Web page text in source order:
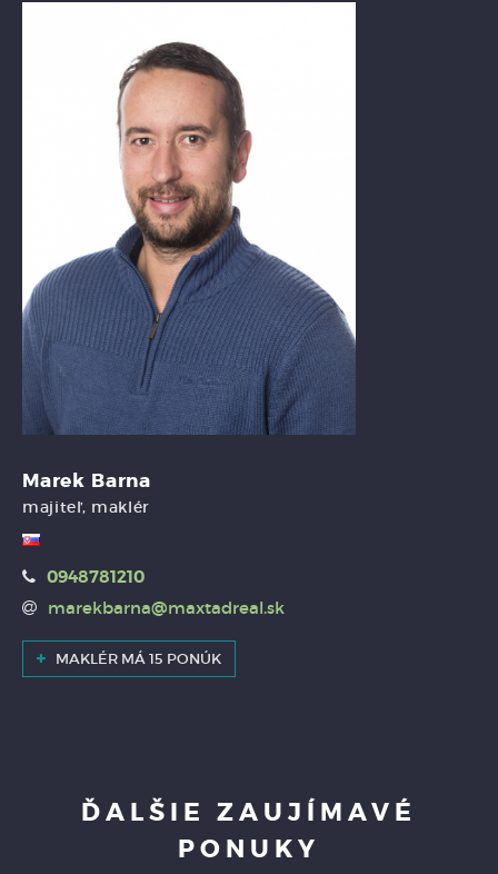
Marek Barna
majiteľ, maklér
0948781210
marekbarna@maxtadreal.sk
MAKLÉR MÁ 15 PONÚK
ĎALŠIE ZAUJÍMAVÉ
PONUKY